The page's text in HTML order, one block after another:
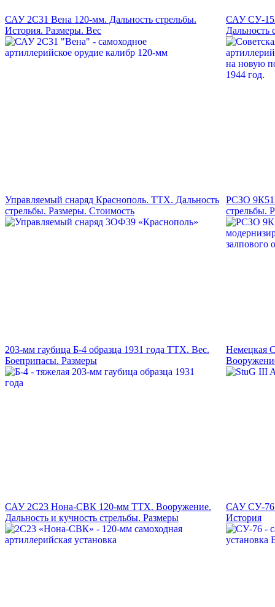
САУ 2С31 Вена 120-мм. Дальность стрельбы.
История. Размеры. Вес
САУ СУ-
Дальность
Управляемый снаряд Краснополь. ТТХ. Дальность
стрельбы. Размеры. Стоимость
РСЗО
стрельбы.
203-мм гаубица Б-4 образца 1931 года ТТХ. Вес.
Боеприпасы. Размеры
Немецкая
САУ 2С23 Нона-СВК 120-мм ТТХ. Вооружение.
Дальность и кучность стрельбы. Размеры
САУ СУ-76.
История